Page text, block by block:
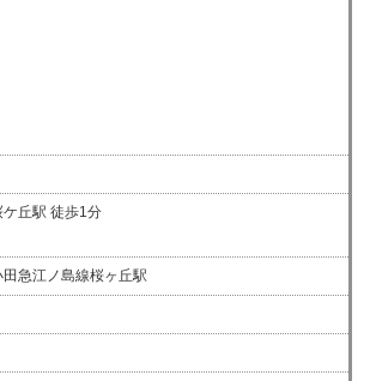
ケ丘駅 徒歩1分
田急江ノ島線桜ヶ丘駅